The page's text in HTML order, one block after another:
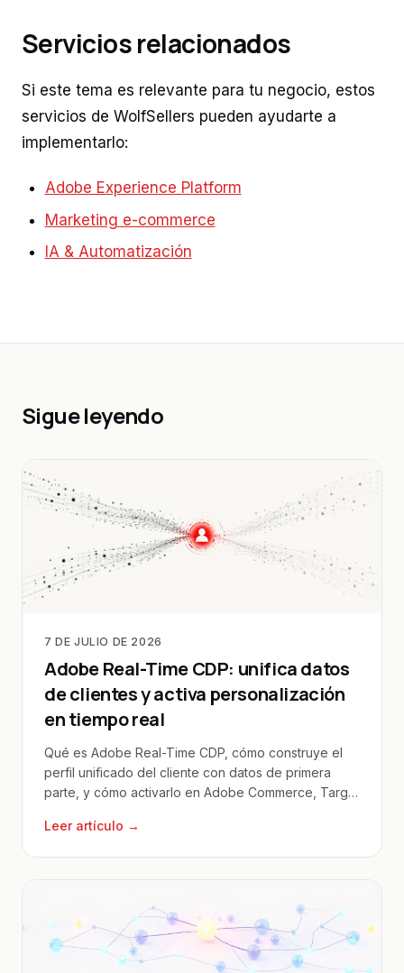
Servicios relacionados
Si este tema es relevante para tu negocio, estos
servicios de WolfSellers pueden ayudarte a
implementarlo:
Adobe Experience Platform
Marketing e-commerce
IA & Automatización
Sigue leyendo
7 DE JULIO DE 2026
Adobe Real-Time CDP: unifica datos
de clientes y activa personalización
en tiempo real
Qué es Adobe Real-Time CDP, cómo construye el
perfil unificado del cliente con datos de primera
parte, y cómo activarlo en Adobe Commerce, Target
Leer artículo →